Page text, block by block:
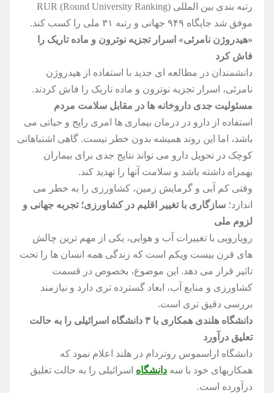
رتبه بندی بین المللی RUR (Round University Ranking)
موفق شد جایگاه ۹۴۹ جهانی و رتبه ۳۱ ملی را کسب کند.
«هیدروژن نامرئی» اسرار تجزیه نوترون و ماده تاریک را
فاش کرد
دانشمندان در مطالعه ای جدید با استفاده از هیدروژن
نامرئی، اسرار تجزیه نوترون و ماده تاریک را فاش کردند.
مسئولیت جدی داروخانه ها در مقابل سلامت مردم
استفاده از دارو در درمان بیماری ها امری رایج و حیاتی می
باشد، اما این روند همیشه بدون خطر نیست. گاهی اشتباهاتی
کوچک در تحویل دارو می تواند نتایج جدی برای بیماران
بهمراه داشته باشد و سلامت آنها را تهدید کند.
وقتی کم آبی و گرمایش زمین، کشاورزی را به خطر می
اندازد؛ سازگاری با تغییر اقلیم در کشاورزی؛ تجربه جهانی و
لزوم ملی
رویارویی با تغییرات آب و هوایی، یکی از مهم ترین چالش
های قرن بیست ویکم است که زندگی همه انسان ها را تحت
تاثیر قرار می دهد. این موضوع، بخصوص در قسمت
کشاورزی و منابع آب، ابعاد گسترده تری دارد و نیازمند
بررسی دقیق تری است.
دانشگاه هلندی همکاری با ۳ دانشگاه اسرائیلی را به حالت
تعلیق درآورد
دانشگاه اراسموس روتردام در هلند اعلام نمود که
همکاریهای خود با سه دانشگاه اسرائیلی را به حالت تعلیق
درآورده است.